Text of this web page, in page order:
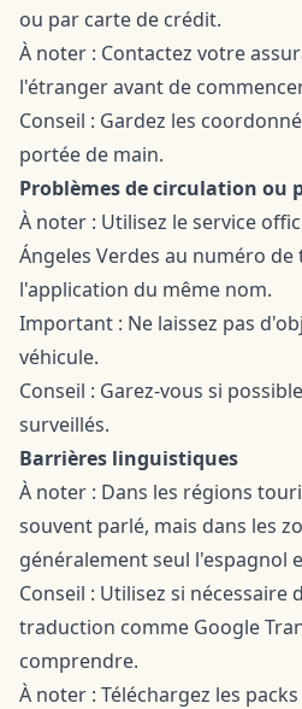
ou par carte de crédit.
À noter : Contactez votre
l'étranger avant de
Conseil : Gardez les
portée de main.
Problèmes de circulation ou
À noter : Utilisez le service
Ángeles Verdes au numéro de
l'application du même nom.
Important : Ne laissez pas
véhicule.
Conseil : Garez-vous si
surveillés.
Barrières linguistiques
À noter : Dans les régions
souvent parlé, mais dans les
généralement seul l'espagnol
Conseil : Utilisez si nécessaire
traduction comme Google
comprendre.
À noter : Téléchargez les